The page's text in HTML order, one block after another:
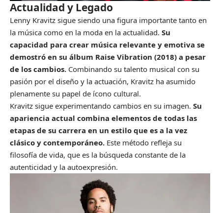
Actualidad y Legado
Lenny Kravitz sigue siendo una figura importante tanto en
la música como en la moda en la actualidad. Su
capacidad para crear música relevante y emotiva se
demostró en su álbum Raise Vibration (2018) a pesar
de los cambios. Combinando su talento musical con su
pasión por el diseño y la actuación, Kravitz ha asumido
plenamente su papel de ícono cultural.
Kravitz sigue experimentando cambios en su imagen. Su
apariencia actual combina elementos de todas las
etapas de su carrera en un estilo que es a la vez
clásico y contemporáneo. Este método refleja su
filosofía de vida, que es la búsqueda constante de la
autenticidad y la autoexpresión.